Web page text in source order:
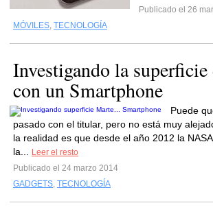
Publicado el 26
MÓVILES, TECNOLOGÍA
Investigando la
con un Smartphone
Puede
pasado con el titular, pero no está muy
la realidad es que desde el año 2012 la
la...
Leer el resto
Publicado el 24 marzo 2014
GADGETS, TECNOLOGÍA